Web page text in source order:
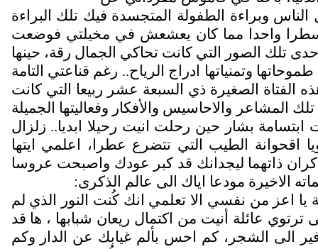
وبراءة الطفولة المتجسدة فيك تلك البراءة
سطرا واحدا مما كان يعشعش في مخيلتي فوضعت
تلك الصور التي كانت تحاكي الجمال رقة، حينها
وتمنياتها ادراج الرياح.. رغم قناعتي التامة
الفتاة الصغيرة ذي السبعة عشر ربيعا التي كانت
المشاعر والاحاسيس والأفكار وفعاليتها الجميلة
بشار حين رحلت انيت رحيلا ابديا.. زلزال
اقحوانة الطيب التي تتضرع عطرا، اعلمي ايتها
ناكران ذاتهما ليجدانك قد كبر عودك واصبحت عروسا
الاخيرة مودعا اياك الى عالم الذكرى:
يا اعز من نفسي الا تعلمي انك كُنت النور الذي لم
ترتوي عائلة أنيت من اكتمال ريعان شبابها ، ها قد
الى الشجر، كم احس بألم غيابك عن الدار وكم